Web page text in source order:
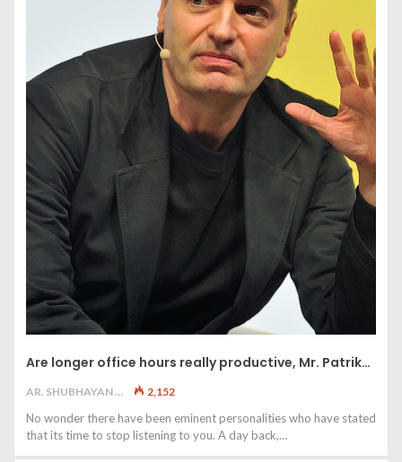
Are longer office hours really productive, Mr. Patrik…
AR. SHUBHAYAN M 2,152
No wonder there have been eminent personalities who have stated
that its time to stop listening to you. A day back,…